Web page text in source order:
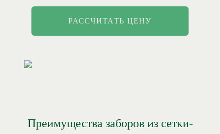
РАССЧИТАТЬ ЦЕНУ
Преимущества заборов из сетки-